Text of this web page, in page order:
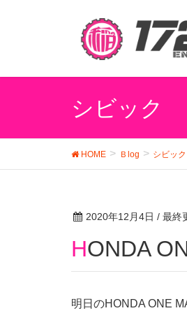
シビック
HOME Ｂlog シビッ
2020年12月4日 / 最終
HONDA
明日のHONDA ONE